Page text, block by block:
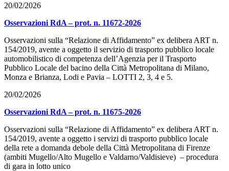
20/02/2026
Osservazioni RdA – prot. n. 11672-2026
Osservazioni sulla “Relazione di Affidamento” ex delibera ART n.
154/2019, avente a oggetto il servizio di trasporto pubblico locale
automobilistico di competenza dell’Agenzia per il Trasporto
Pubblico Locale del bacino della Città Metropolitana di Milano,
Monza e Brianza, Lodi e Pavia – LOTTI 2, 3, 4 e 5.
20/02/2026
Osservazioni RdA – prot. n. 11675-2026
Osservazioni sulla “Relazione di Affidamento” ex delibera ART n.
154/2019, avente a oggetto i servizi di trasporto pubblico locale
della rete a domanda debole della Città Metropolitana di Firenze
(ambiti Mugello/Alto Mugello e Valdarno/Valdisieve) – procedura
di gara in lotto unico